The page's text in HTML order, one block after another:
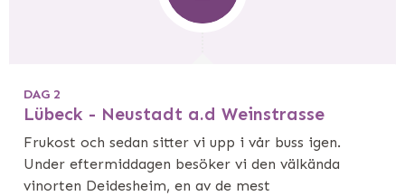
DAG 2
Lübeck - Neustadt a.d Weinstrasse
Frukost och sedan sitter vi upp i vår buss igen.
Under eftermiddagen besöker vi den välkända
vinorten Deidesheim, en av de mest